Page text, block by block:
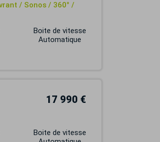
/ Sonos / 360° /
Boite de vitesse
Automatique
17 990 €
Boite de vitesse